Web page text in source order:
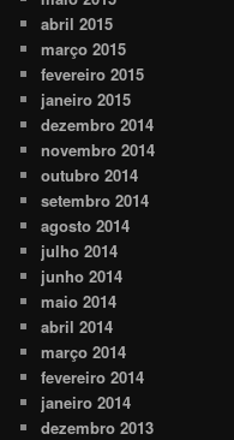
abril 2015
março 2015
fevereiro 2015
janeiro 2015
dezembro 2014
novembro 2014
outubro 2014
setembro 2014
agosto 2014
julho 2014
junho 2014
maio 2014
abril 2014
março 2014
fevereiro 2014
janeiro 2014
dezembro 2013